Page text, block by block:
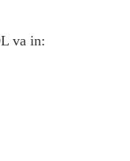
va in: